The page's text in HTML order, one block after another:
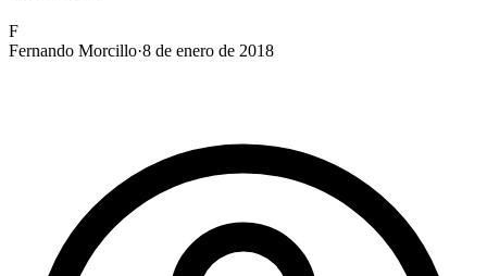
F
Fernando Morcillo·8 de enero de 2018